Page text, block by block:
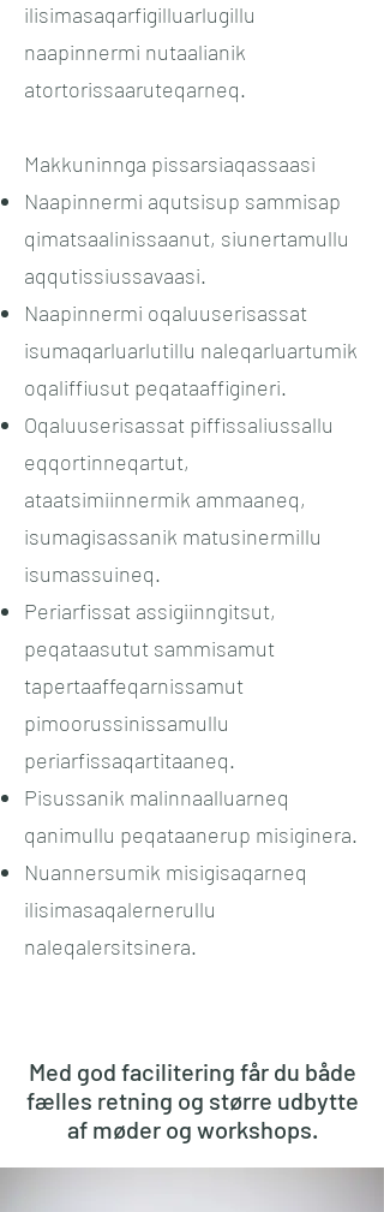
ilisimasaqarfigilluarlugillu
naapinnermi nutaalianik
atortorissaaruteqarneq.
Makkuninnga pissarsiaqassaasi
Naapinnermi aqutsisup sammisap
qimatsaalinissaanut, siunertamullu
aqqutissiussavaasi.
Naapinnermi oqaluuserisassat
isumaqarluarlutillu naleqarluartumik
oqaliffiusut peqataaffigineri.
Oqaluuserisassat piffissaliussallu
eqqortinneqartut,
ataatsimiinnermik ammaaneq,
isumagisassanik matusinermillu
isumassuineq.
Periarfissat assigiinngitsut,
peqataasutut sammisamut
tapertaaffeqarnissamut
pimoorussinissamullu
periarfissaqartitaaneq.
Pisussanik malinnaalluarneq
qanimullu peqataanerup misiginera.
Nuannersumik misigisaqarneq
ilisimasaqalernerullu
naleqalersitsinera.
Med god facilitering får du både
fælles retning og større udbytte
af møder og workshops.